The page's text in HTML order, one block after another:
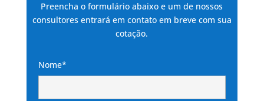
Preencha o formulário abaixo e um de nossos
consultores entrará em contato em breve com sua
cotação.
Nome*